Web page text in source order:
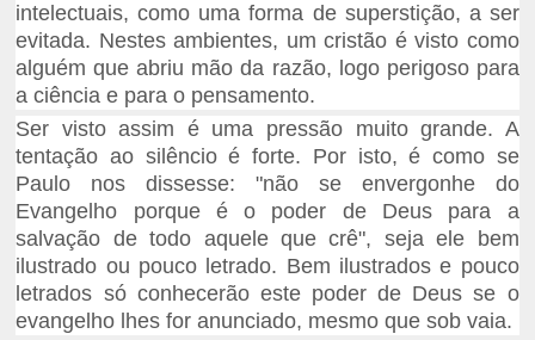
intelectuais, como uma forma de superstição, a ser
evitada. Nestes ambientes, um cristão é visto como
alguém que abriu mão da razão, logo perigoso para
a ciência e para o pensamento.
Ser visto assim é uma pressão muito grande. A
tentação ao silêncio é forte. Por isto, é como se
Paulo nos dissesse: "não se envergonhe do
Evangelho porque é o poder de Deus para a
salvação de todo aquele que crê", seja ele bem
ilustrado ou pouco letrado. Bem ilustrados e pouco
letrados só conhecerão este poder de Deus se o
evangelho lhes for anunciado, mesmo que sob vaia.